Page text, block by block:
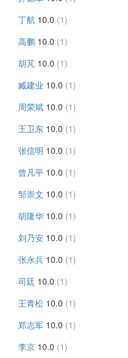
丁航 10.0 (1)
高鹏 10.0 (1)
胡芃 10.0 (1)
臧建业 10.0 (1)
周荣斌 10.0 (1)
王卫东 10.0 (1)
张信明 10.0 (1)
曾凡平 10.0 (1)
邹崇文 10.0 (1)
胡隆华 10.0 (1)
刘乃安 10.0 (1)
张永兵 10.0 (1)
司廷 10.0 (1)
王青松 10.0 (1)
郑志军 10.0 (1)
李京 10.0 (1)